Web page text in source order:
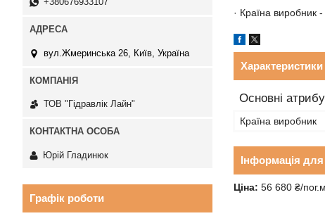
· Країна виробник
Характеристики
Основні
Країна виробник
Інформація
Ціна: 56 680 ₴/пог.м
вул.Жмеринська 26, Київ, Україна
ТОВ "Гідравлік Лайн"
Юрій Гладинюк
Графік роботи